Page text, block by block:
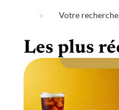
Les plus